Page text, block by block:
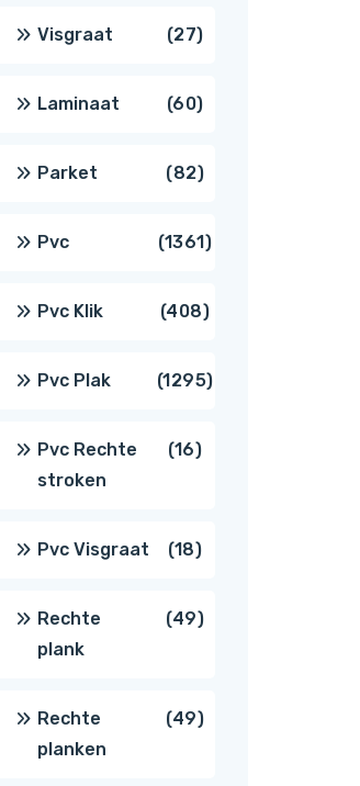
producten
Visgraat 2727
producten
Laminaat 6060
producten
Parket 8282
producten
Pvc 13611361
producten
Pvc Klik 408408
producten
Pvc Plak 12951295
Pvc Rechte
stroken
1616
Pvc Visgraat 1818
producten
Rechte
plank
4949
Rechte
planken
4949